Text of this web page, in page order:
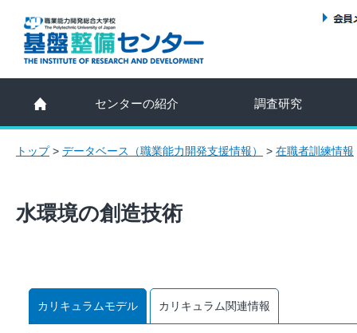
センターの紹介 調査研究
トップ> データベース（職業能力開発支援情報） > 在職者訓練情報
水環境の創造技術
カリキュラムモデル カリキュラム関連情報